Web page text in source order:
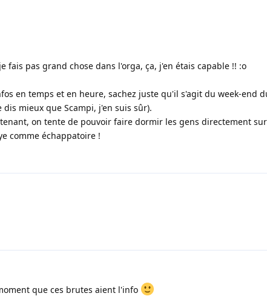
fais pas grand chose dans l'orga, ça, j'en étais capable !! :o
en temps et en heure, sachez juste qu'il s'agit du week-end
mieux que Scampi, j'en suis sûr).
on tente de pouvoir faire dormir les gens directement
comme échappatoire !
que ces brutes aient l'info